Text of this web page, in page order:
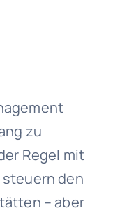
zu
Regel mit
steuern den
– aber